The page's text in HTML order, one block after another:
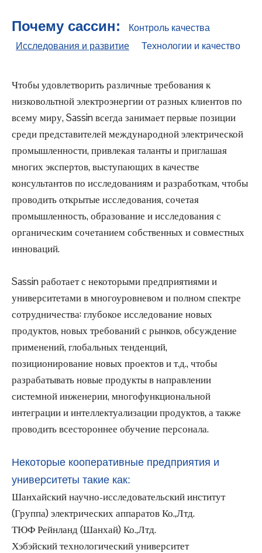
Почему сассин:
Контроль качества
Исследования и развитие
Технологии и качество
Чтобы удовлетворить различные требования к
низковольтной электроэнергии от разных клиентов по
всему миру, Sassin всегда занимает первые позиции
среди представителей международной электрической
промышленности, привлекая таланты и приглашая
многих экспертов, выступающих в качестве
консультантов по исследованиям и разработкам, чтобы
проводить открытые исследования, сочетая
промышленность, образование и исследования с
органическим сочетанием собственных и совместных
инноваций.
Sassin работает с некоторыми предприятиями и
университетами в многоуровневом и полном спектре
сотрудничества: глубокое исследование новых
продуктов, новых требований с рынков, обсуждение
применений, глобальных тенденций,
позиционирование новых проектов и т.д., чтобы
разрабатывать новые продукты в направлении
системной инженерии, многофункциональной
интеграции и интеллектуализации продуктов, а также
проводить всестороннее обучение персонала.
Некоторые кооперативные предприятия и
университеты такие как:
Шанхайский научно-исследовательский институт
(Группа) электрических аппаратов Ко.,Лтд.
ТЮФ Рейнланд (Шанхай) Ко.,Лтд.
Хэбэйский технологический университет